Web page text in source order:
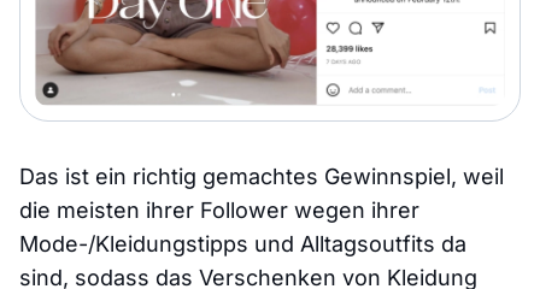
Das ist ein richtig gemachtes Gewinnspiel, weil
die meisten ihrer Follower wegen ihrer
Mode-/Kleidungstipps und Alltagsoutfits da
sind, sodass das Verschenken von Kleidung